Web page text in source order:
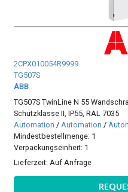
2CPX010054R9999
TG507S
ABB
TG507S TwinLine N 55
Schutzklasse II, IP55, RAL 7035
Automation / Automation /
Mindestbestellmenge: 1
Verpackungseinheit: 1
Lieferzeit:Auf Anfrage